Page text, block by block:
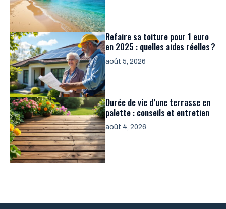
Refaire sa toiture pour 1 euro
en 2025 : quelles aides réelles ?
août 5, 2026
Durée de vie d’une terrasse en
palette : conseils et entretien
août 4, 2026